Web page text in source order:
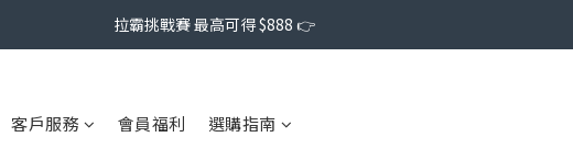
拉霸挑戰賽 最高可得 $888 👉
客戶服務 會員福利 選購指南